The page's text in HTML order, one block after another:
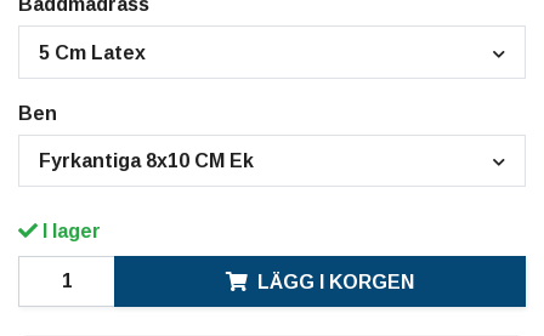
Bäddmadrass
5 Cm Latex
Ben
Fyrkantiga 8x10 CM Ek
I lager
LÄGG I KORGEN